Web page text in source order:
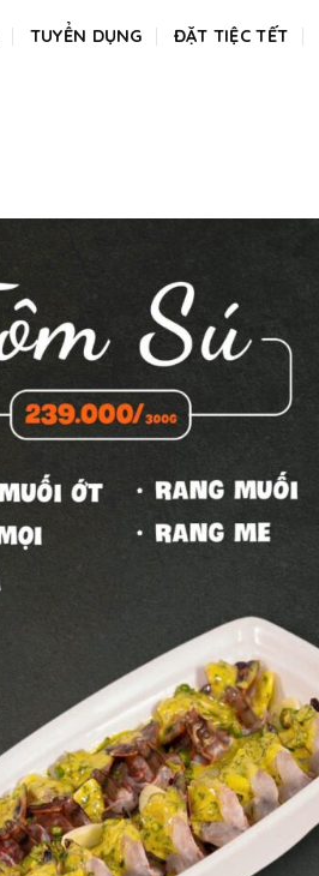
TUYỂN DỤNG ĐẶT TIỆC TẾT